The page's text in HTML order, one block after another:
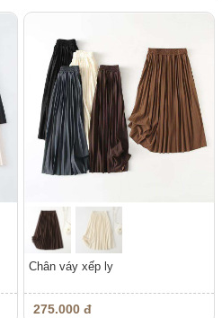
Chân váy xếp ly
275.000 đ